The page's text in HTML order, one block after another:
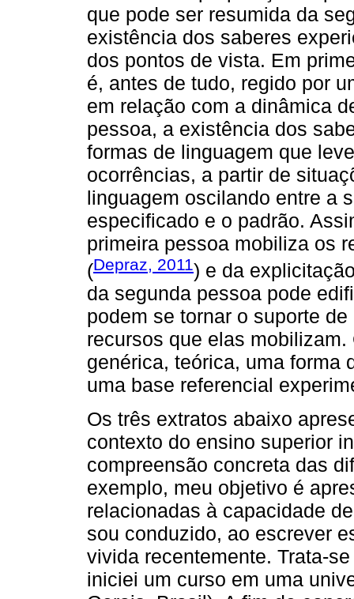
que pode ser resumida da
existência dos saberes
dos pontos de vista. Em
é, antes de tudo, regido por
em relação com a dinâmica
pessoa, a existência dos
formas de linguagem que
ocorrências, a partir de
linguagem oscilando entre a
especificado e o padrão.
primeira pessoa mobiliza os
(Depraz, 2011) e da
da segunda pessoa pode
podem se tornar o suporte
recursos que elas
genérica, teórica, uma forma
uma base referencial
Os três extratos abaixo
contexto do ensino superior
compreensão concreta das
exemplo, meu objetivo é
relacionadas à capacidade
sou conduzido, ao escrever
vivida recentemente. Trata-
iniciei um curso em uma